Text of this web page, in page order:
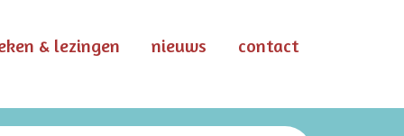
& lezingen nieuws contact